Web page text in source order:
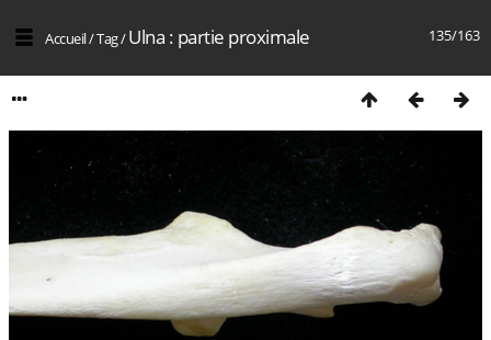
135/163
Accueil/Tag/Ulna : partie proximale